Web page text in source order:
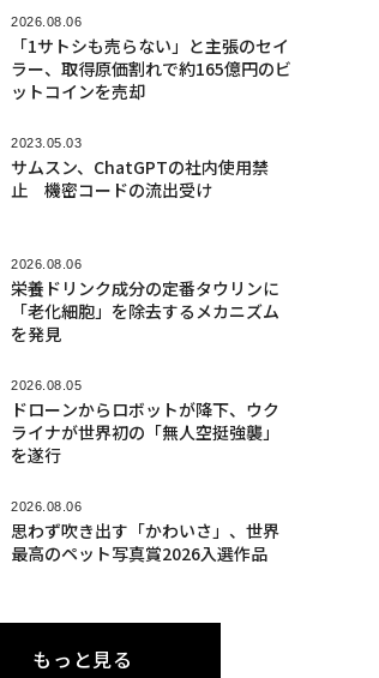
2026.08.06
「1サトシも売らない」と主張のセイ
ラー、取得原価割れで約165億円のビ
ットコインを売却
2023.05.03
サムスン、ChatGPTの社内使用禁
止 機密コードの流出受け
2026.08.06
栄養ドリンク成分の定番タウリンに
「老化細胞」を除去するメカニズム
を発見
2026.08.05
ドローンからロボットが降下、ウク
ライナが世界初の「無人空挺強襲」
を遂行
2026.08.06
思わず吹き出す「かわいさ」、世界
最高のペット写真賞2026入選作品
もっと見る